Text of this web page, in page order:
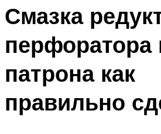
Смазка
перфоратора
патрона как
правильно